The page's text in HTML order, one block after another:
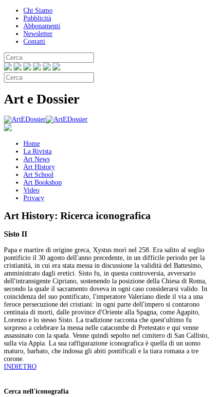
Chi Siamo
Pubblicità
Abbonamenti
Newsletter
Contatti
Art e Dossier
Home
La Rivista
Art News
Art History
Art School
Art Bookshop
Video
Privacy
Art History: Ricerca iconografica
Sisto II
Papa e martire di origine greca, Xystus morì nel 258. Era salito al soglio
pontificio il 30 agosto dell'anno precedente, in un difficile periodo per la
cristianità, in cui era stata messa in discussione la validità del Battesimo,
amministrato dagli eretici. Sisto fu, in questa controversia, avversario
dell'intransigente Cipriano, sostenendo la posizione della Chiesa di Roma,
secondo la quale il sacramento doveva in ogni caso considerarsi valido. In
coincidenza del suo pontificato, l'imperatore Valeriano diede il via a una
feroce persecuzione dei cristiani: in ogni parte dell'impero si contarono
centinaia di morti, dalle province d'Oriente alla Spagna, come Agapito,
Lorenzo e lo stesso Sisto. La tradizione racconta che quest'ultimo fu
sorpreso a celebrare la messa nelle catacombe di Pretestato e qui venne
assassinato con la spada. Venne quindi sepolto nel cimitero di San Callisto,
sulla via Appia. La sua raffigurazione iconografica è quella di un uomo
maturo, barbato, che indossa gli abiti pontificali e la tiara romana a tre
corone.
INDIETRO
Cerca nell'iconografia